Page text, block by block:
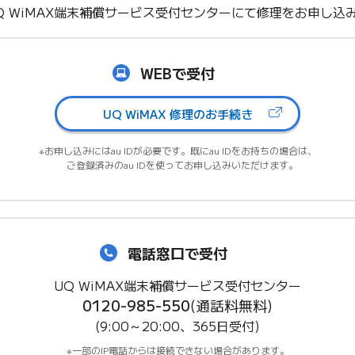
WiMAX端末補償サービス受付センターにて修理をお申し込
WEBで受付
UQ WiMAX 修理のお手続き
お申し込みにはau IDが必要です。既にau IDをお持ちの場合は、
ご登録済みのau IDを使ってお申し込みいただけます。
電話窓口で受付
UQ WiMAX端末補償サービス受付センター
0120-985-550(通話料無料)
(9:00～20:00、365日受付)
一部のIP電話からは接続できない場合があります。